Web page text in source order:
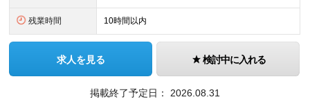
残業時間 10時間以内
求人を見る 検討中に入れる
掲載終了予定日： 2026.08.31